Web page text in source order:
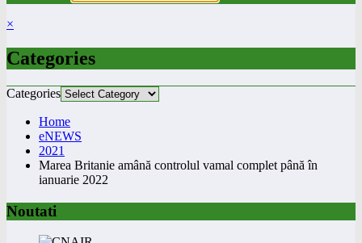
×
Categories
Categories
Home
eNEWS
2021
Marea Britanie amână controlul vamal complet până în
ianuarie 2022
Noutati